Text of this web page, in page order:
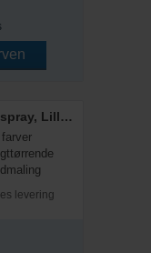
Mercalin Mærkespray, Lilla Fluor, 500 ml
levering